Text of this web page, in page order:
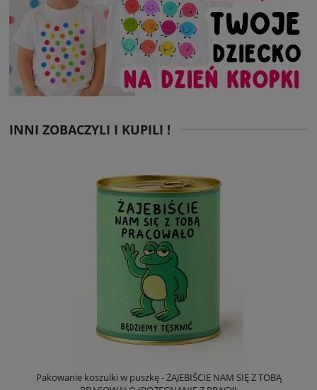
INNI ZOBACZYLI I KUPILI !
Pakowanie koszulki w puszkę - ŻAJEBIŚCIE NAM SIĘ Z TOBĄ